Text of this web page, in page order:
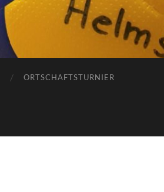
ORTSCHAFTSTURNIER